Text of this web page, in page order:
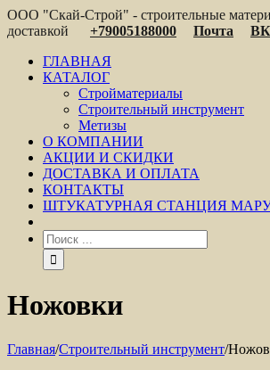
ООО "Скай-Строй" - строительные
доставкой
+79005188000 Почта
ВК
ГЛАВНАЯ
КАТАЛОГ
Стройматериалы
Строительный инструмент
Метизы
О КОМПАНИИ
АКЦИИ И СКИДКИ
ДОСТАВКА И ОПЛАТА
КОНТАКТЫ
ШТУКАТУРНАЯ СТАНЦИЯ
Ножовки
Главная/Строительный инструмент/